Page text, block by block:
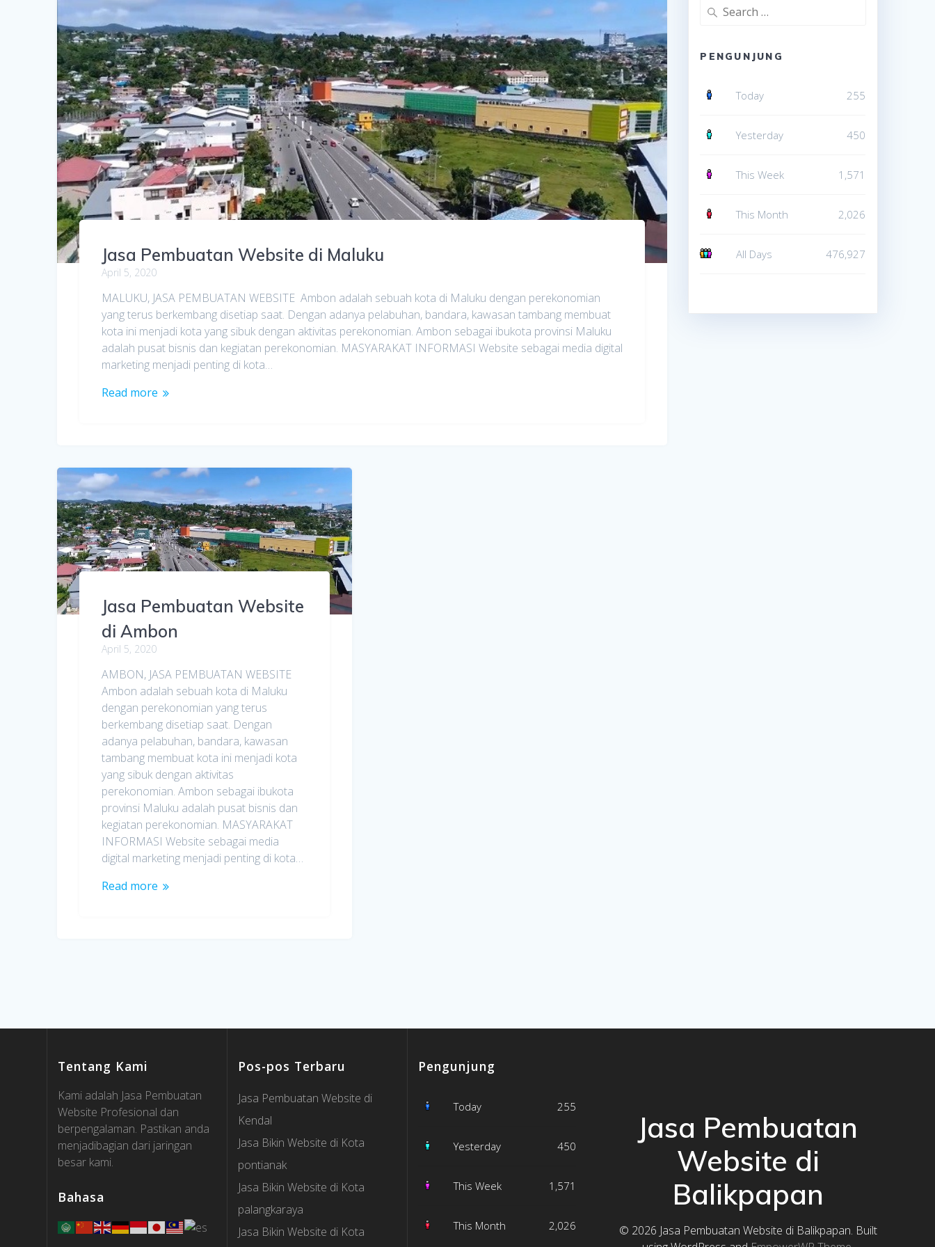
Jasa Pembuatan Website di Maluku
April 5, 2020
MALUKU, JASA PEMBUATAN WEBSITE Ambon adalah sebuah kota di Maluku dengan perekonomian
yang terus berkembang disetiap saat. Dengan adanya pelabuhan, bandara, kawasan tambang membuat
kota ini menjadi kota yang sibuk dengan aktivitas perekonomian. Ambon sebagai ibukota provinsi Maluku
adalah pusat bisnis dan kegiatan perekonomian. MASYARAKAT INFORMASI Website sebagai media digital
marketing menjadi penting di kota…
Read more
Jasa Pembuatan Website
di Ambon
April 5, 2020
AMBON, JASA PEMBUATAN WEBSITE
Ambon adalah sebuah kota di Maluku
dengan perekonomian yang terus
berkembang disetiap saat. Dengan
adanya pelabuhan, bandara, kawasan
tambang membuat kota ini menjadi kota
yang sibuk dengan aktivitas
perekonomian. Ambon sebagai ibukota
provinsi Maluku adalah pusat bisnis dan
kegiatan perekonomian. MASYARAKAT
INFORMASI Website sebagai media
digital marketing menjadi penting di kota…
Read more
Search
PENGUNJUNG
Today 255
Yesterday 450
This Week 1,571
This Month 2,026
All Days 476,927
Tentang Kami
Kami adalah Jasa Pembuatan
Website Profesional dan
berpengalaman. Pastikan anda
menjadibagian dari jaringan
besar kami.
Bahasa
Pos-pos Terbaru
Jasa Pembuatan Website di
Kendal
Jasa Bikin Website di Kota
pontianak
Jasa Bikin Website di Kota
palangkaraya
Jasa Bikin Website di Kota
Pengunjung
Today 255
Yesterday 450
This Week 1,571
This Month 2,026
Jasa Pembuatan
Website di
Balikpapan
© 2026 Jasa Pembuatan Website di Balikpapan. Built